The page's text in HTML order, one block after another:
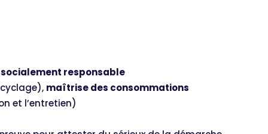
responsable
maîtrise des consommations
et l’entretien)